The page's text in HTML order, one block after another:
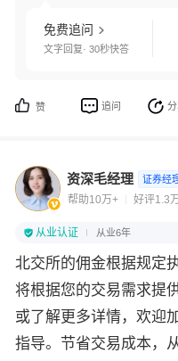
免费追问
文字回复· 30秒快答
赞 追问
资深毛经理 证券经
帮助10万+ 好评1.3万
从业认证 从业6年
北交所的佣金根据规定
将根据您的交易需求提
或了解更多详情，欢迎
指导。节省交易成本，